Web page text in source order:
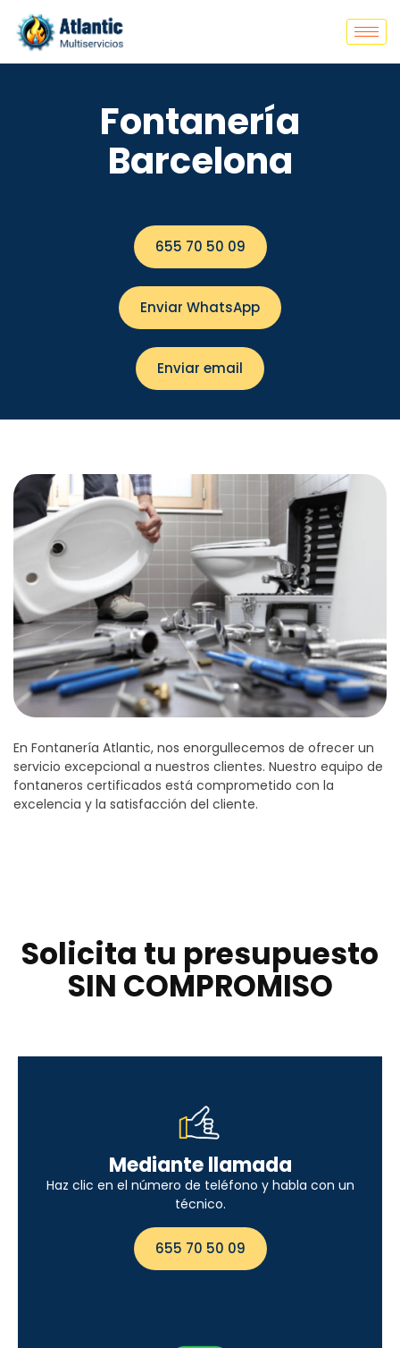
Fontanería
Barcelona
655 70 50 09
Enviar WhatsApp
Enviar email
En Fontanería Atlantic, nos enorgullecemos de ofrecer un
servicio excepcional a nuestros clientes. Nuestro equipo de
fontaneros certificados está comprometido con la
excelencia y la satisfacción del cliente.
Solicita tu presupuesto
SIN COMPROMISO
Mediante llamada
Haz clic en el número de teléfono y habla con un
técnico.
655 70 50 09